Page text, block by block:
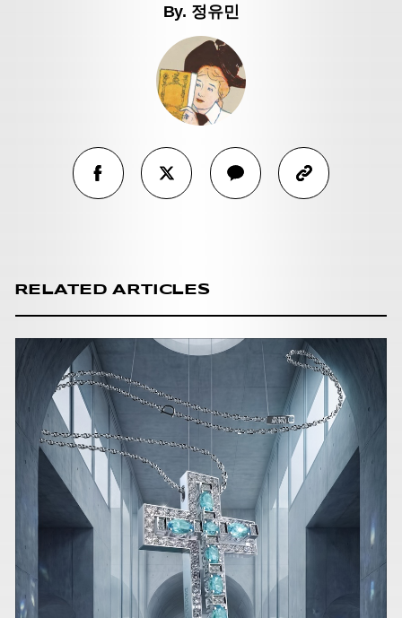
By. 정유민
RELATED ARTICLES